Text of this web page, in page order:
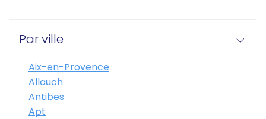
Par ville
Aix-en-Provence
Allauch
Antibes
Apt